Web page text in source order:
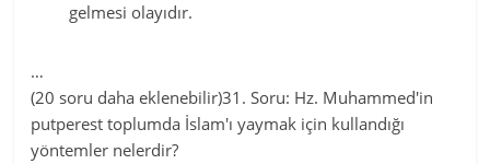
gelmesi olayıdır.
…
(20 soru daha eklenebilir)31. Soru: Hz. Muhammed'in
putperest toplumda İslam'ı yaymak için kullandığı
yöntemler nelerdir?